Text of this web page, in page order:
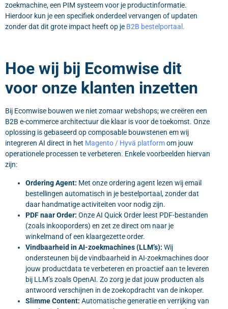
zoekmachine, een PIM systeem voor je productinformatie.
Hierdoor kun je een specifiek onderdeel vervangen of updaten
zonder dat dit grote impact heeft op je B2B bestelportaal.
Hoe wij bij Ecomwise dit
voor onze klanten inzetten
Bij Ecomwise bouwen we niet zomaar webshops; we creëren een
B2B e-commerce architectuur die klaar is voor de toekomst. Onze
oplossing is gebaseerd op composable bouwstenen em wij
integreren AI direct in het Magento / Hyvä platformom jouw
operationele processen te verbeteren. Enkele voorbeelden hiervan
zijn:
Ordering Agent: Met onze ordering agent lezen wij email
bestellingen automatisch in je bestelportaal, zonder dat
daar handmatige activiteiten voor nodig zijn.
PDF naar Order: Onze AI Quick Order leest PDF-bestanden
(zoals inkooporders) en zet ze direct om naar je
winkelmand of een klaargezette order.
Vindbaarheid in AI-zoekmachines (LLM’s): Wij
ondersteunen bij de vindbaarheid in AI-zoekmachines door
jouw productdata te verbeteren en proactief aan te leveren
bij LLM’s zoals OpenAI. Zo zorg je dat jouw producten als
antwoord verschijnen in de zoekopdracht van de inkoper.
Slimme Content: Automatische generatie en verrijking van